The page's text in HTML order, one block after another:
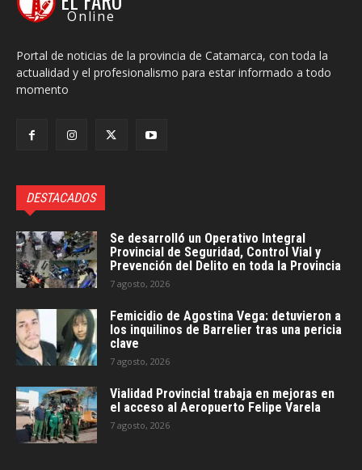
Online
Portal de noticias de la provincia de Catamarca, con toda la
actualidad y el profesionalismo para estar informado a todo
momento
DESTACADOS
Se desarrolló un Operativo Integral
Provincial de Seguridad, Control Vial y
Prevención del Delito en toda la Provincia
7 agosto, 2026
Femicidio de Agostina Vega: detuvieron a
los inquilinos de Barrelier tras una pericia
clave
7 agosto, 2026
Vialidad Provincial trabaja en mejoras en
el acceso al Aeropuerto Felipe Varela
7 agosto, 2026